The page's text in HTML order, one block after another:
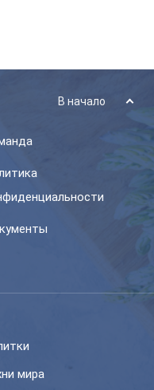
В начало
мира